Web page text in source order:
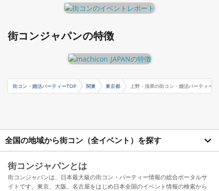
街コンジャパンの特徴
街コン・婚活パーティーTOP 関東 東京都 上野・浅草の街コン・婚活パーティー
全国の地域から街コン（全イベント）を探す
街コンジャパンとは
街コンジャパンは、日本最大級の街コン・パーティー情報の総合ポータルサ
イトです。東京、大阪、名古屋をはじめ日本全国のイベント情報の検索から